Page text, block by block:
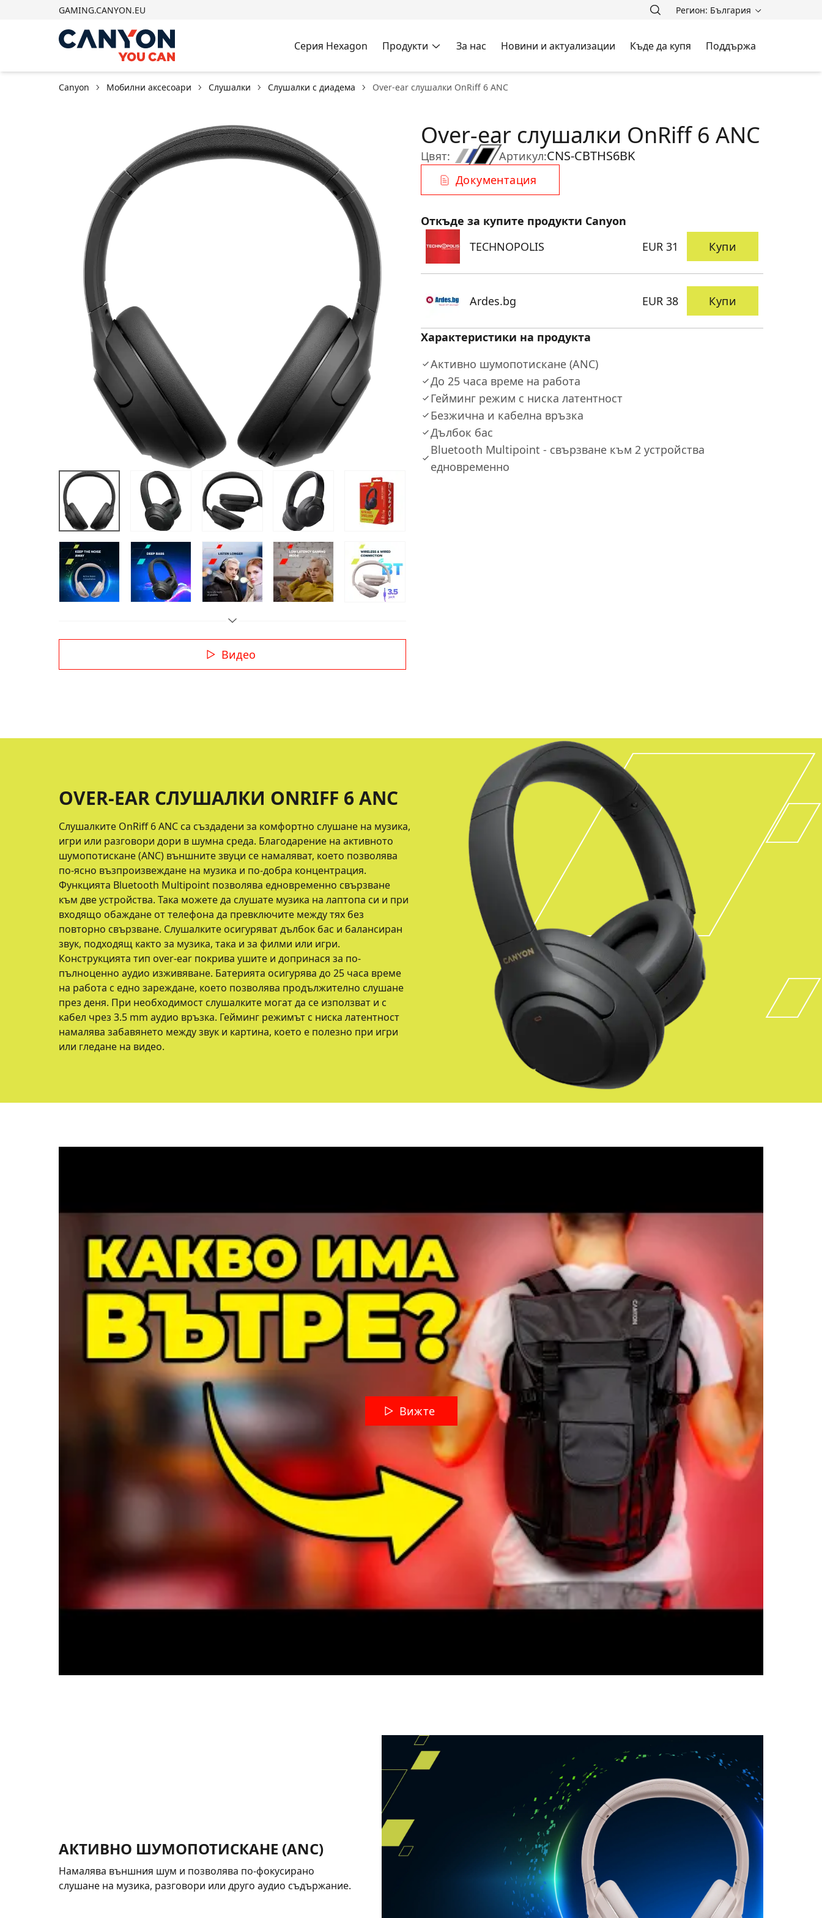
GAMING.CANYON.EU Регион: България
Серия Hexagon Продукти За нас Новини и актуализации Къде да купя Поддържа
Canyon Мобилни аксесоари Слушалки Слушалки с диадема Over-ear слушалки OnRiff 6 ANC
Видео
Цвят:
Over-ear слушалки OnRiff 6 ANC
Артикул:CNS-CBTHS6BK
Документация
Характеристики на продукта
Активно шумопотискане (ANC)
До 25 часа време на работа
Гейминг режим с ниска латентност
Безжична и кабелна връзка
Дълбок бас
Bluetooth Multipoint - свързване към 2 устройства
едновременно
Откъде за купите продукти Canyon
TECHNOPOLIS
EUR 31 Купи
Ardes.bg EUR 38 Купи
OVER-EAR СЛУШАЛКИ ONRIFF 6 ANC
Слушалките OnRiff 6 ANC са създадени за комфортно слушане на музика,
игри или разговори дори в шумна среда. Благодарение на активното
шумопотискане (ANC) външните звуци се намаляват, което позволява
по-ясно възпроизвеждане на музика и по-добра концентрация.
Функцията Bluetooth Multipoint позволява едновременно свързване
към две устройства. Така можете да слушате музика на лаптопа си и при
входящо обаждане от телефона да превключите между тях без
повторно свързване. Слушалките осигуряват дълбок бас и балансиран
звук, подходящ както за музика, така и за филми или игри.
Конструкцията тип over-ear покрива ушите и допринася за по-
пълноценно аудио изживяване. Батерията осигурява до 25 часа време
на работа с едно зареждане, което позволява продължително слушане
през деня. При необходимост слушалките могат да се използват и с
кабел чрез 3.5 mm аудио връзка. Гейминг режимът с ниска латентност
намалява забавянето между звук и картина, което е полезно при игри
или гледане на видео.
Вижте
АКТИВНО ШУМОПОТИСКАНЕ (ANC)
Намалява външния шум и позволява по-фокусирано
слушане на музика, разговори или друго аудио съдържание.